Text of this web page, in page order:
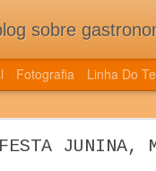
FESTA JUNINA,
gastronomia para as pessoas que
Fotografia Linha Do
EDIÇÃO
NOVIDADES E